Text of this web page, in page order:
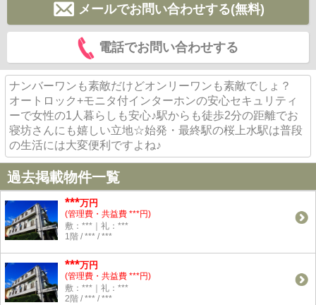
メールでお問い合わせする(無料)
電話でお問い合わせする
ナンバーワンも素敵だけどオンリーワンも素敵でしょ？
オートロック+モニタ付インターホンの安心セキュリティ
ーで女性の1人暮らしも安心♪駅からも徒歩2分の距離でお
寝坊さんにも嬉しい立地☆始発・最終駅の桜上水駅は普段
の生活には大変便利ですよね♪
過去掲載物件一覧
***万円
(管理費・共益費 ***円)
敷：***｜礼：***
1階 / *** / ***
***万円
(管理費・共益費 ***円)
敷：***｜礼：***
2階 / *** / ***